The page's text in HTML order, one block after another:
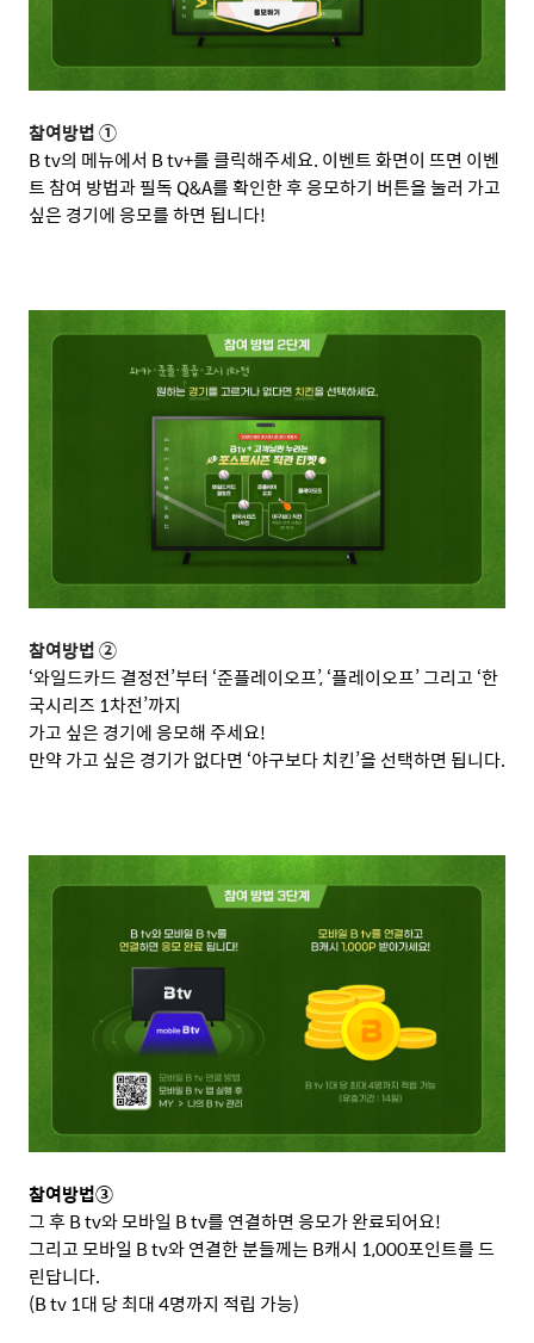
참여방법 ①
B tv의 메뉴에서 B tv+를 클릭해주세요. 이벤트 화면이 뜨면 이벤
트 참여 방법과 필독Q&A를 확인한 후 응모하기 버튼을 눌러 가고
싶은 경기에 응모를 하면 됩니다!
참여방법 ②
‘와일드카드 결정전’부터 ‘준플레이오프’, ‘플레이오프’그리고 ‘한
국시리즈 1차전’까지
가고 싶은 경기에 응모해 주세요!
만약 가고 싶은 경기가 없다면 ‘야구보다 치킨’을 선택하면 됩니다.
참여방법③
그 후 B tv와 모바일 B tv를 연결하면 응모가 완료되어요!
그리고 모바일 B tv와 연결한 분들께는 B캐시 1,000포인트를 드
린답니다.
(B tv 1대 당 최대4명까지 적립 가능)